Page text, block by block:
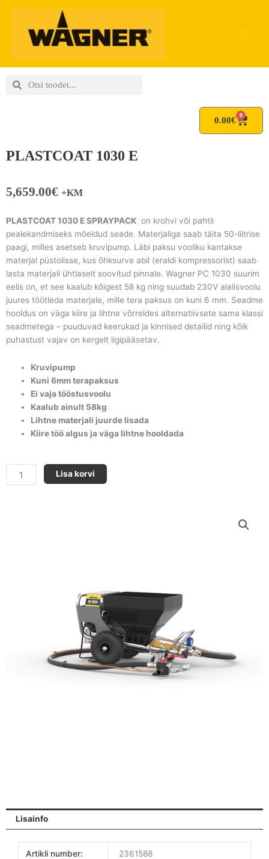
content
SearchSearch
0.00€
0
Cart
PLASTCOAT 1030 E
5,659.00€ +KM
PLASTCOAT 1030 E SPRAYPACK on krohvi või pahtli
pealekandmiseks mõeldud seade. Materjaliga saab täita 50-liitrise
paagi, milles asetseb kruvipump. Läbi paksu vooliku kantakse
materjal püstolisse, kus õhksurve abil (eraldi kompressorist) saab
lasta materjali ühtlaselt soovitud pinnale. Wagner PC 1030 suurim
eelis on, et see kaalub kõigest 58 kg ning suudab 230V alalisvoolu
juures töötleda materjale, mille tera paksus on kuni 6 mm. Seadme
hooldus on väga kiire ja lihtne võrreldes alternatiivsete sama klassi
seadmetega – puuduvad keerukad ja kinnised detailid ning kõik
puhastust vajav on kergelt ligipääsetav.
Kruvipump
Kuni 6mm terapaksus
Ei vaja tööstusvoolu
Kaalub ainult 58kg
Lihtne materjali juurde lisada
Kiire töö algus ja väga lihtne hooldada
PLASTCOAT
1030
Lisa korvi
Lisainfo
Artikli number: 2361588